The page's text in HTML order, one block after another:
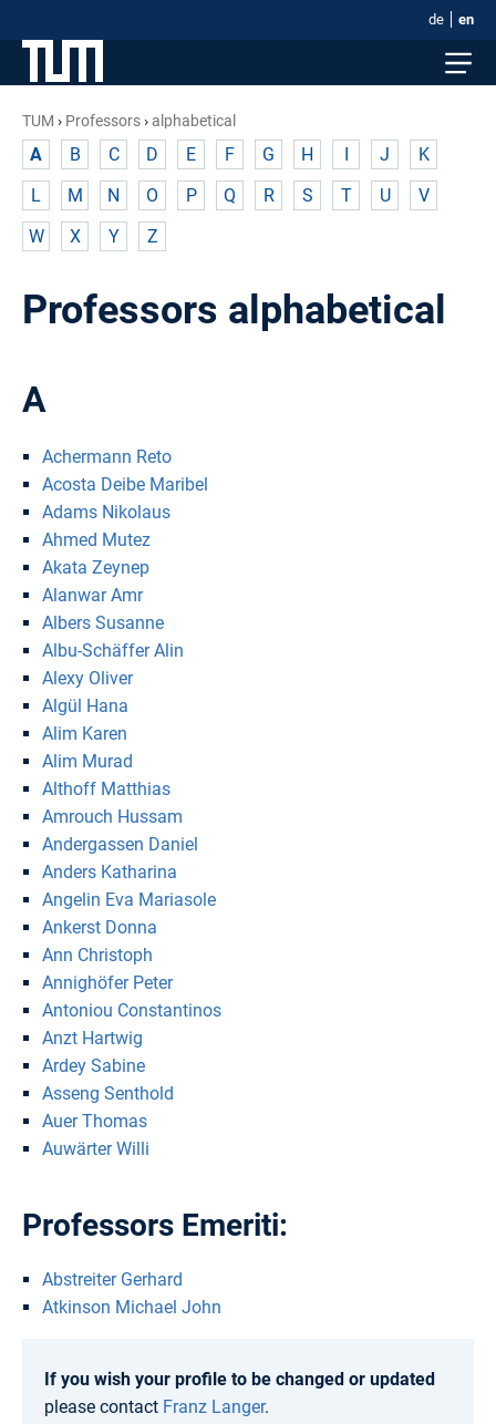
de en
TUM Professors alphabetical
A B C D E F G H I J
K
L
M N O P Q R S T U
V
W
X Y Z
Professors alphabetical
A
Achermann Reto
Acosta Deibe Maribel
Adams Nikolaus
Ahmed Mutez
Akata Zeynep
Alanwar Amr
Albers Susanne
Albu-Schäffer Alin
Alexy Oliver
Algül Hana
Alim Karen
Alim Murad
Althoff Matthias
Amrouch Hussam
Andergassen Daniel
Anders Katharina
Angelin Eva Mariasole
Ankerst Donna
Ann Christoph
Annighöfer Peter
Antoniou Constantinos
Anzt Hartwig
Ardey Sabine
Asseng Senthold
Auer Thomas
Auwärter Willi
Professors Emeriti:
Abstreiter Gerhard
Atkinson Michael John
If you wish your profile to be changed or updated
please contact Franz Langer.